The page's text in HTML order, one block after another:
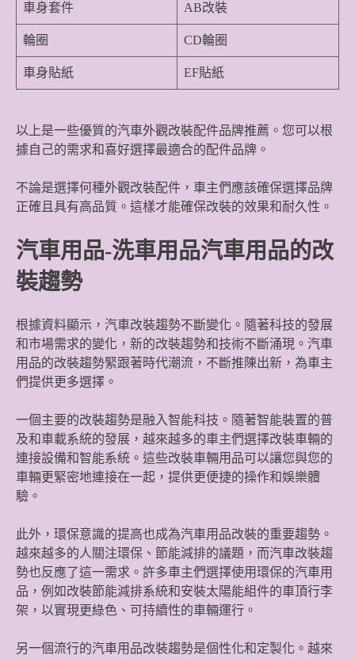
車身套件 AB改裝
輪圈 CD輪圈
車身貼紙 EF貼紙
以上是一些優質的汽車外觀改裝配件品牌推薦。您可以根
據自己的需求和喜好選擇最適合的配件品牌。
不論是選擇何種外觀改裝配件，車主們應該確保選擇品牌
正確且具有高品質。這樣才能確保改裝的效果和耐久性。
汽車用品-洗車用品汽車用品的改
裝趨勢
根據資料顯示，汽車改裝趨勢不斷變化。隨著科技的發展
和市場需求的變化，新的改裝趨勢和技術不斷涌現。汽車
用品的改裝趨勢緊跟著時代潮流，不斷推陳出新，為車主
們提供更多選擇。
一個主要的改裝趨勢是融入智能科技。隨著智能裝置的普
及和車載系統的發展，越來越多的車主們選擇改裝車輛的
連接設備和智能系統。這些改裝車輛用品可以讓您與您的
車輛更緊密地連接在一起，提供更便捷的操作和娛樂體
驗。
此外，環保意識的提高也成為汽車用品改裝的重要趨勢。
越來越多的人關注環保、節能減排的議題，而汽車改裝趨
勢也反應了這一需求。許多車主們選擇使用環保的汽車用
品，例如改裝節能減排系統和安裝太陽能組件的車頂行李
架，以實現更綠色、可持續性的車輛運行。
另一個流行的汽車用品改裝趨勢是個性化和定製化。越來